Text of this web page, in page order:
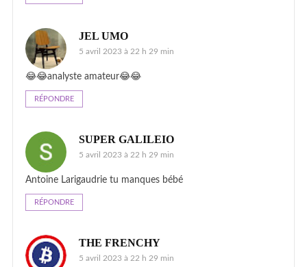
JEL UMO
5 avril 2023 à 22 h 29 min
😂😂analyste amateur😂😂
RÉPONDRE
SUPER GALILEIO
5 avril 2023 à 22 h 29 min
Antoine Larigaudrie tu manques bébé
RÉPONDRE
THE FRENCHY
5 avril 2023 à 22 h 29 min